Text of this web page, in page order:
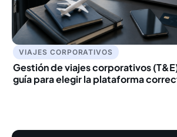
VIAJES CORPORATIVOS
Gestión de viajes corporativos
guía para elegir la plataforma